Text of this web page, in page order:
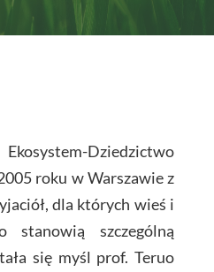
Dziedzictwo
roku w Warszawie z
dla których wieś i
stanowią szczególną
się myśl prof. Teruo